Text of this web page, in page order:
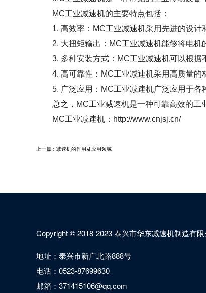
MC工业减速机的主要特点包括：
1. 高效率：MC工业减速机采用先进的设计
2. 大扭矩输出：MC工业减速机能够将电机
3. 多种安装方式：MC工业减速机可以根据
4. 高可靠性：MC工业减速机采用高质量的
5. 广泛应用：MC工业减速机广泛应用于各
总之，MC工业减速机是一种可靠高效的工
MC工业减速机 ：http://www.cnjsj.cn/
上一篇： ​减速机的作用及应用领域
Copyright © 2018-2023 泰兴市华东减速机制造有
地址：泰兴市新广北路888号
电话：0523-87699630
邮箱：371415106@qq.com